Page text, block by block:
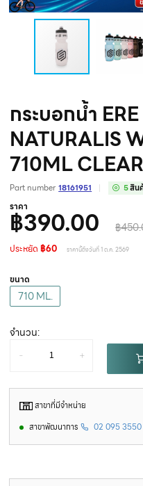
กระบอกน้ำ
NATURALIS
710ML
Part number 18161951 5สิน
ราคา
฿390.00 ฿
ประหยัด ฿60 ราคานี้ถึงวันที่ 1 ต.ค. 2569
ขนาด
710 ML.
จำนวน:
-
+
สาขาที่มีจำหน่าย
สาขาพัฒนาการ
02 095 3550